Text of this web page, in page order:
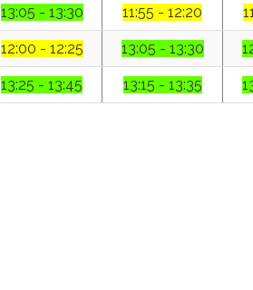
13:05 - 13:30 11:55 - 12:20
12:00 - 12:25 13:05 - 13:30
13:25 - 13:45 13:15 - 13:35